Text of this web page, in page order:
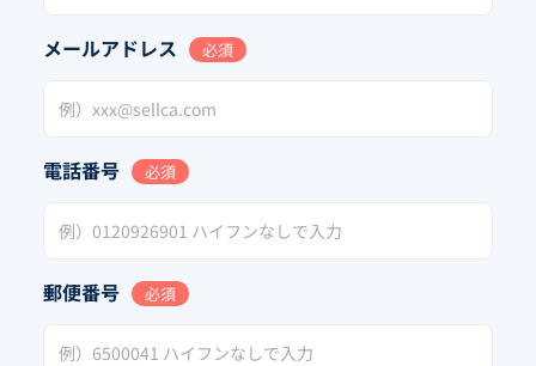
メールアドレス 必須
電話番号 必須
郵便番号 必須